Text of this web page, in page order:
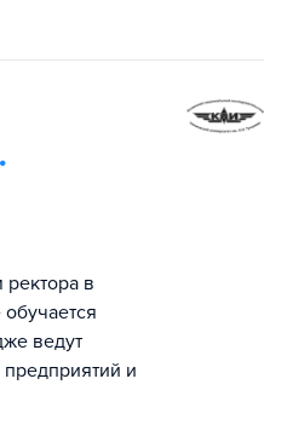
в
ведут
и